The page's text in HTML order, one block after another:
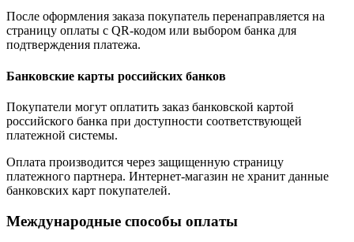
После оформления заказа покупатель перенаправляется на
страницу оплаты с QR-кодом или выбором банка для
подтверждения платежа.
Банковские карты российских банков
Покупатели могут оплатить заказ банковской картой
российского банка при доступности соответствующей
платежной системы.
Оплата производится через защищенную страницу
платежного партнера. Интернет-магазин не хранит данные
банковских карт покупателей.
Международные способы оплаты